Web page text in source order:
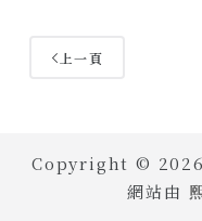
上一頁
Copyright © 2026
網站由